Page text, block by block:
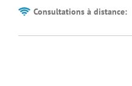
Consultations à distance: